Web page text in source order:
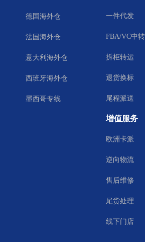
德国海外仓
法国海外仓
意大利海外仓
西班牙海外仓
墨西哥专线
一件代发
FBA/VC中转
拆柜转运
退货换标
尾程派送
增值服务
欧洲卡派
逆向物流
售后维修
尾货处理
线下门店